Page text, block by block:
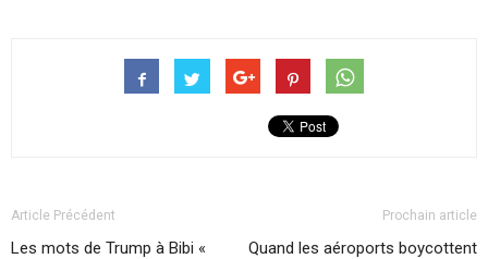
Article Précédent
Les mots de Trump à Bibi «
Prochain article
Quand les aéroports boycottent